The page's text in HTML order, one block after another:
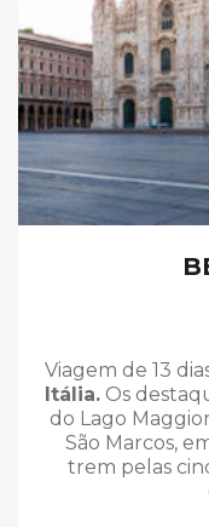
Viagem de 13
Itália.Os
do Lago
São Marcos,
trem pelas